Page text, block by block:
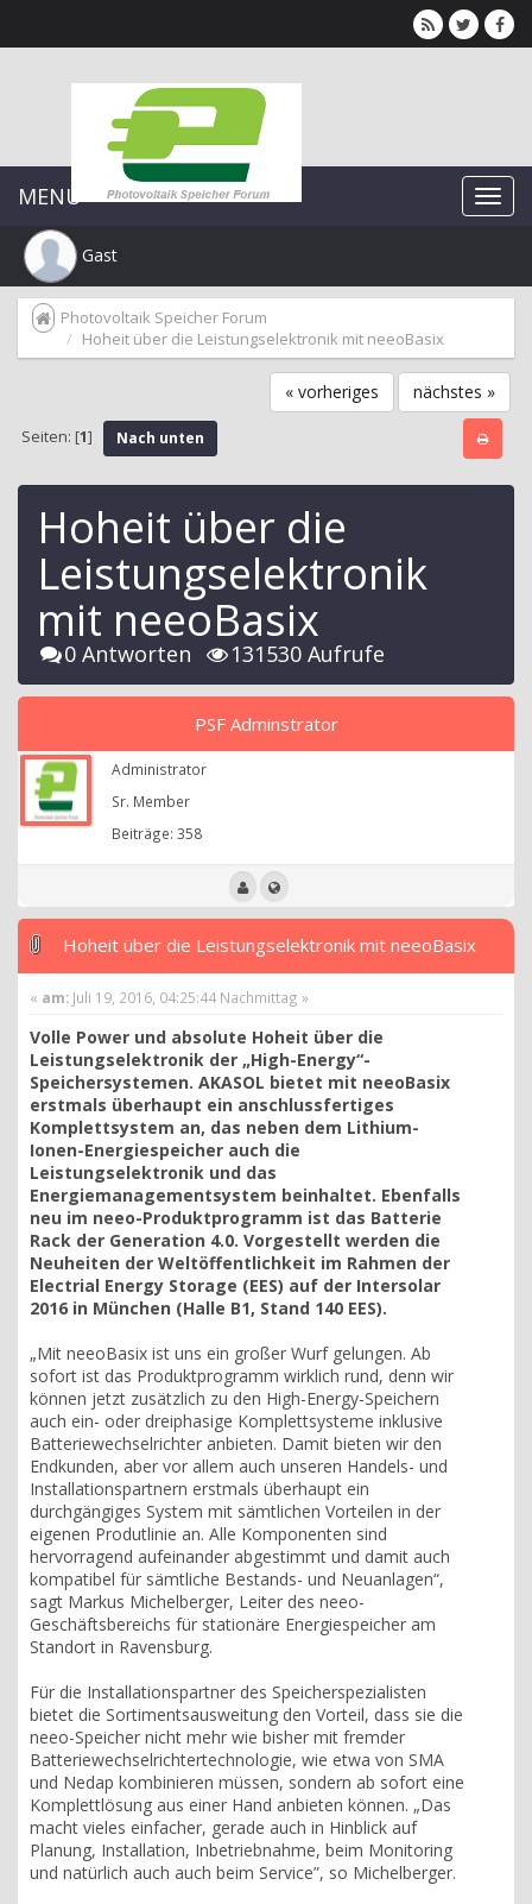
MENU
Gast
Photovoltaik Speicher Forum
Hoheit über die Leistungselektronik mit neeoBasix
« vorheriges nächstes »
Seiten: [1] Nach unten
Hoheit über die
Leistungselektronik
mit neeoBasix
0 Antworten 131530 Aufrufe
PSF Adminstrator
Administrator
Sr. Member
Beiträge: 358
Hoheit über die Leistungselektronik mit neeoBasix
« am: Juli 19, 2016, 04:25:44 Nachmittag »
Volle Power und absolute Hoheit über die
Leistungselektronik der „High-Energy“-
Speichersystemen. AKASOL bietet mit neeoBasix
erstmals überhaupt ein anschlussfertiges
Komplettsystem an, das neben dem Lithium-
Ionen-Energiespeicher auch die
Leistungselektronik und das
Energiemanagementsystem beinhaltet. Ebenfalls
neu im neeo-Produktprogramm ist das Batterie
Rack der Generation 4.0. Vorgestellt werden die
Neuheiten der Weltöffentlichkeit im Rahmen der
Electrial Energy Storage (EES) auf der Intersolar
2016 in München (Halle B1, Stand 140 EES).
„Mit neeoBasix ist uns ein großer Wurf gelungen. Ab
sofort ist das Produktprogramm wirklich rund, denn wir
können jetzt zusätzlich zu den High-Energy-Speichern
auch ein- oder dreiphasige Komplettsysteme inklusive
Batteriewechselrichter anbieten. Damit bieten wir den
Endkunden, aber vor allem auch unseren Handels- und
Installationspartnern erstmals überhaupt ein
durchgängiges System mit sämtlichen Vorteilen in der
eigenen Produtlinie an. Alle Komponenten sind
hervorragend aufeinander abgestimmt und damit auch
kompatibel für sämtliche Bestands- und Neuanlagen“,
sagt Markus Michelberger, Leiter des neeo-
Geschäftsbereichs für stationäre Energiespeicher am
Standort in Ravensburg.
Für die Installationspartner des Speicherspezialisten
bietet die Sortimentsausweitung den Vorteil, dass sie die
neeo-Speicher nicht mehr wie bisher mit fremder
Batteriewechselrichtertechnologie, wie etwa von SMA
und Nedap kombinieren müssen, sondern ab sofort eine
Komplettlösung aus einer Hand anbieten können. „Das
macht vieles einfacher, gerade auch in Hinblick auf
Planung, Installation, Inbetriebnahme, beim Monitoring
und natürlich auch auch beim Service”, so Michelberger.